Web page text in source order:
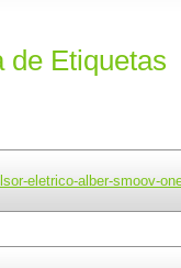
de Etiquetas
eletrico-alber-smoov-